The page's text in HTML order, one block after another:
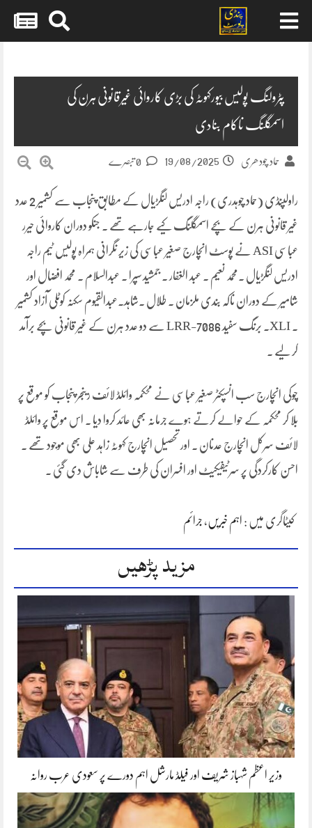
پٹرولنگ پولیس بیورکہوٹہ کی بڑی کاروائی غیرقانونی ہرن کی
اسمگلنگ ناکام بنادی
حماد چودھری 19/08/2025
راولپنڈی (حماد چوہدری) راجہ ادریس لنگڑیال کے مطابق پنجاب سے کشمیر 2 عدد
غیر قانونی ہرن کے بچے اسمگلنگ کیے جارہے تھے ۔ جنکو دوران کاروائی حیرر
عباسی ASI نے پوسٹ انچارج صغیر عباسی کی زیر نگرانی ہمراہ پولیس ٹیم راجہ
ادریس لنگڑیال ۔محمد نعیم ۔ عبد الغفار ۔ جمشید سپرا ۔ عبدالسلام ۔ محمد افضال اور
شامیر کے دوران ناکہ بندی ملزمان ۔ طلال ۔شاہد۔عبدالقیوم سکنہ کوٹلی آزاد کشمیر
۔ XLI. برنگ سفید 7086-LRR سے دو عدد ہرن کے غیر قانونی بچے برآمد
کر لیے ۔
چوکی انچارج سب انسپکٹر صغیر عباسی نے محکمہ وائلڈ لائف رینجر پنجاب کو موقع پر
بلا کر محکمہ کے حوالے کرتے ہوے جرمانہ بھی عائد کروا دیا ۔ اس موقع پر وائلڈ
لائف سرکل انچارج عدنان ۔ اور تحصیل انچارج کہوٹہ زاہد علی بھی موجود تھے ۔
احسن کارکردگی پر سرٹیفیکیٹ اور افسران کی طرف سے شاباش دی گئی ۔
کیٹاگری میں : اہم خبریں ، جرائم
مزید پڑھیں
وزیر اعظم شہباز شریف اور فیلڈ مارشل اہم دورے پر سعودی عرب روانہ